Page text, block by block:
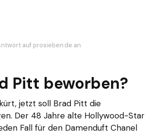
auf prosieben.de an
Pitt beworben?
jetzt soll Brad Pitt die
Der 48 Jahre alte Hollywood-Star
Fall für den Damenduft Chanel